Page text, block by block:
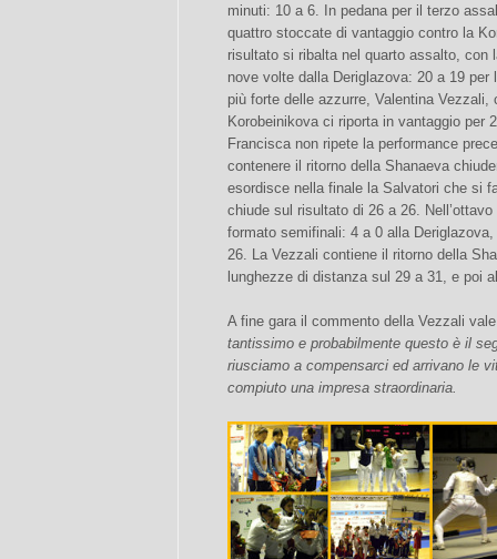
minuti: 10 a 6. In pedana per il terzo
quattro stoccate di vantaggio contro la
risultato si ribalta nel quarto assalto,
nove volte dalla Deriglazova: 20 a 19
più forte delle azzurre, Valentina
Korobeinikova ci riporta in vantaggio per
Francisca non ripete la performance
contenere il ritorno della Shanaeva
esordisce nella finale la Salvatori che si
chiude sul risultato di 26 a 26.
formato semifinali: 4 a 0 alla
26. La Vezzali contiene il ritorno della
lunghezze di distanza sul 29 a 31, e poi
A fine gara il commento della Vezzali
tantissimo e probabilmente questo è il
riusciamo a compensarci ed arrivano le
compiuto una impresa straordinaria.